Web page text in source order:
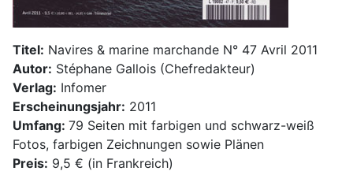
Titel: Navires & marine marchande N° 47 Avril 2011
Autor: Stéphane Gallois (Chefredakteur)
Verlag: Infomer
Erscheinungsjahr: 2011
Umfang: 79 Seiten mit farbigen und schwarz-weiß
Fotos, farbigen Zeichnungen sowie Plänen
Preis: 9,5 € (in Frankreich)